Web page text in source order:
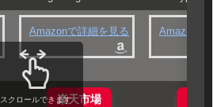
Amazonで詳細を見る Amazonで
楽天市場
スクロールできます